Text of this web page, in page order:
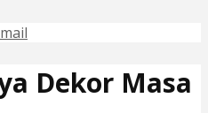
Dekor Masa